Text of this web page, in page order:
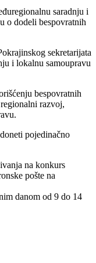
saradnju i
o dodeli bespovratnih
sekretarijata
i lokalnu samoupravu
bespovratnih
razvoj,
pojedinačno
na konkurs
pošte na
danom od 9 do 14